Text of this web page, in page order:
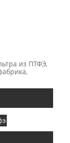
из ПТФЭ,